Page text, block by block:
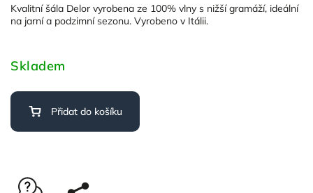
Kvalitní šála Delor vyrobena ze 100% vlny s nižší gramáží, ideální
na jarní a podzimní sezonu. Vyrobeno v Itálii.
Skladem
Přidat do košíku